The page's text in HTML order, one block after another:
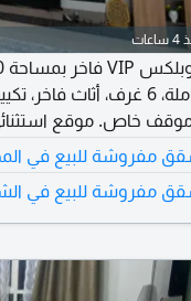
خاص. موقع
وجميع الخدمات. عقار نادر
مفروشة للبيع في
مفروشة للبيع في